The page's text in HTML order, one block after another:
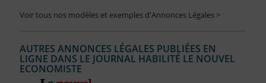
Voir tous nos modèles et exemples d'Annonces Légales >
AUTRES ANNONCES LÉGALES PUBLIÉES EN
LIGNE DANS LE JOURNAL HABILITÉ LE NOUVEL
ECONOMISTE